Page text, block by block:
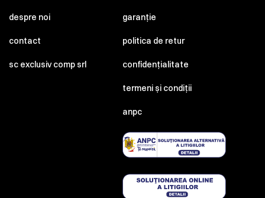
despre noi
contact
sc exclusiv comp srl
garanție
politica de retur
confidențialitate
termeni și condiții
anpc